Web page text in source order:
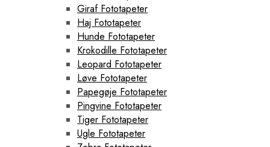
Giraf Fototapeter
Haj Fototapeter
Hunde Fototapeter
Krokodille Fototapeter
Leopard Fototapeter
Løve Fototapeter
Papegøje Fototapeter
Pingvine Fototapeter
Tiger Fototapeter
Ugle Fototapeter